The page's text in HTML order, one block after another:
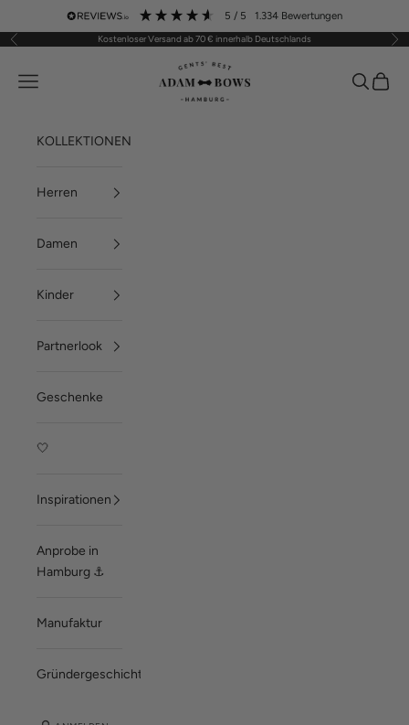
Zum Inhalt springen 5 / 5 1.334 Bewertungen
Zurück Kostenloser Versand ab 70 € innerhalb Deutschlands Vor
ADAM BOWS
Menü Suchen
KOLLEKTIONEN
Herren
Damen
Kinder
Partnerlook
Geschenke
🤍
Inspirationen
Anprobe in
Hamburg ⚓
Manufaktur
Gründergeschichte